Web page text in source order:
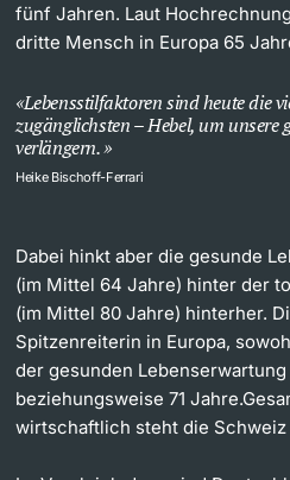
fünf Jahren. Laut
dritte Mensch in Europa 65
Lebensstilfaktoren sind heute die
zugänglichsten – Hebel, um unsere
verlängern.
Heike Bischoff-Ferrari
Dabei hinkt aber die gesunde
(im Mittel 64 Jahre) hinter der
(im Mittel 80 Jahre) hinterher.
Spitzenreiterin in Europa,
der gesunden
beziehungsweise 71
wirtschaftlich steht die Schweiz